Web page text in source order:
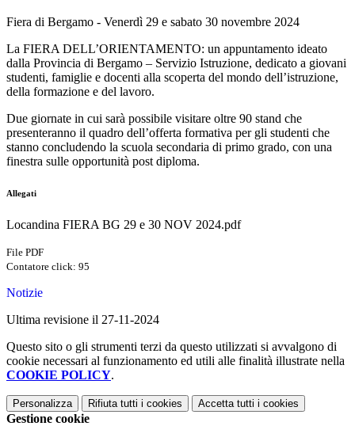
Fiera di Bergamo - Venerdì 29 e sabato 30 novembre 2024
La FIERA DELL’ORIENTAMENTO: un appuntamento ideato
dalla Provincia di Bergamo – Servizio Istruzione, dedicato a giovani
studenti, famiglie e docenti alla scoperta del mondo dell’istruzione,
della formazione e del lavoro.
Due giornate in cui sarà possibile visitare oltre 90 stand che
presenteranno il quadro dell’offerta formativa per gli studenti che
stanno concludendo la scuola secondaria di primo grado, con una
finestra sulle opportunità post diploma.
Allegati
Locandina FIERA BG 29 e 30 NOV 2024.pdf
File PDF
Contatore click: 95
Notizie
Ultima revisione il 27-11-2024
Questo sito o gli strumenti terzi da questo utilizzati si avvalgono di
cookie necessari al funzionamento ed utili alle finalità illustrate nella
COOKIE POLICY.
Personalizza Rifiuta tutti i cookies Accetta tutti i cookies
Gestione cookie